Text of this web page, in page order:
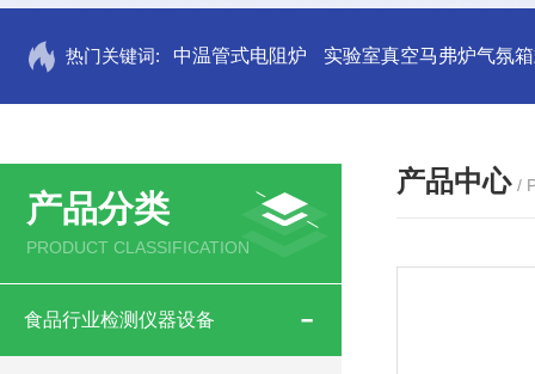
热门关键词: 中温管式电阻炉 实验室真空马弗炉气氛
产品分类
PRODUCT CLASSIFICATION
食品行业检测仪器设备
产品中心 /